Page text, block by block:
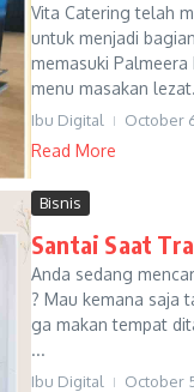
Vita Catering telah
untuk menjadi
memasuki
menu masakan
Ibu Digital October
Read More
Bisnis
Santai Saat
Anda sedang
? Mau kemana saja
ga makan tempat
...
Ibu Digital October